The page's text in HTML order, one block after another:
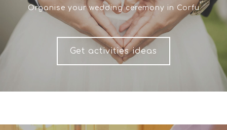
Organise your wedding ceremony in Corfu
Get activities ideas